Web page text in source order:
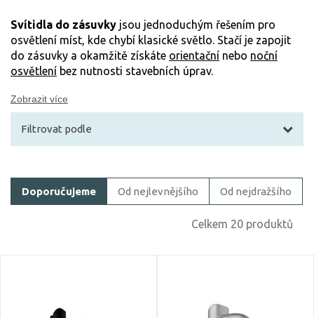
Svítidla do zásuvky jsou jednoduchým řešením pro
osvětlení míst, kde chybí klasické světlo. Stačí je zapojit
do zásuvky a okamžitě získáte orientační nebo noční
osvětlení bez nutnosti stavebních úprav.
Zobrazit více
Filtrovat podle
Cena
Skladem
Doporučujeme Od nejlevnějšího Od nejdražšího
Celkem 20 produktů